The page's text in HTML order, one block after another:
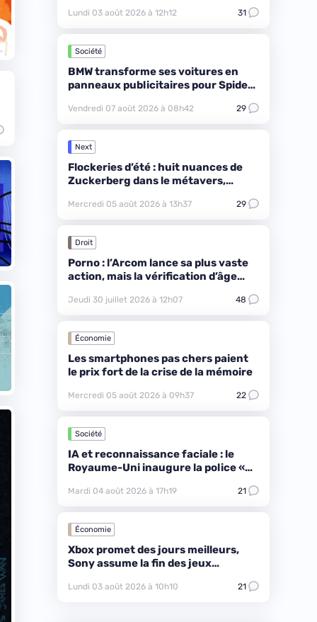
Lundi 03 août 2026 à 12h12 31
Société
BMW transforme ses voitures en
panneaux publicitaires pour Spider-
Vendredi 07 août 2026 à 08h42 29
Next
Flockeries d’été : huit nuances de
Zuckerberg dans le métavers,
Mercredi 05 août 2026 à 13h37 29
Droit
Porno : l’Arcom lance sa plus vaste
action, mais la vérification d’âge
Jeudi 30 juillet 2026 à 12h07 48
Économie
Les smartphones pas chers paient
le prix fort de la crise de la mémoire
Mercredi 05 août 2026 à 09h37 22
Société
IA et reconnaissance faciale : le
Royaume-Uni inaugure la police «
Mardi 04 août 2026 à 17h19 21
Économie
Xbox promet des jours meilleurs,
Sony assume la fin des jeux
Lundi 03 août 2026 à 10h10 21